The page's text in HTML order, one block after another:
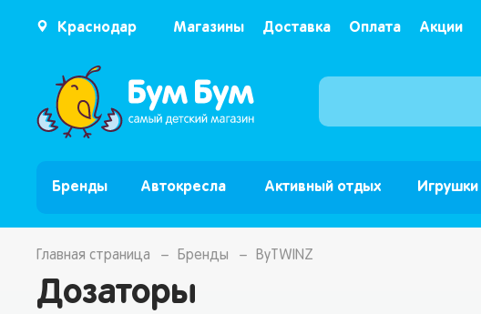
Краснодар Магазины Доставка Оплата Акции
Бренды Автокресла Активный отдых Игрушки
Главная страница Бренды ByTWINZ
Дозаторы